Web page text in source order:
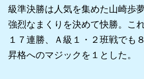
級準決勝は人気を集めた山崎歩
強烈なまくりを決めて快勝。こ
１７連勝、Ａ級１・２班戦でも
昇格へのマジックを１とした。